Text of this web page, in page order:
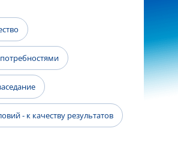
- к качеству результатов